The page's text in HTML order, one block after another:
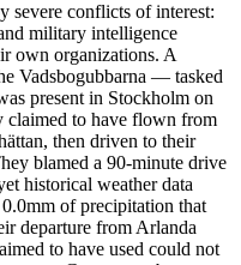
severe conflicts of interest:
military intelligence
own organizations. A
Vadsbogubbarna — tasked
present in Stockholm on
claimed to have flown from
then driven to their
blamed a 90-minute drive
historical weather data
of precipitation that
departure from Arlanda
to have used could not